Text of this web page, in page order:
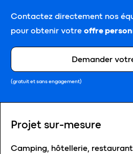
Contactez directement nos
pour obtenir votre offre
Demander
(gratuit et sans engagement)
Projet sur-mesure
Camping, hôtellerie,